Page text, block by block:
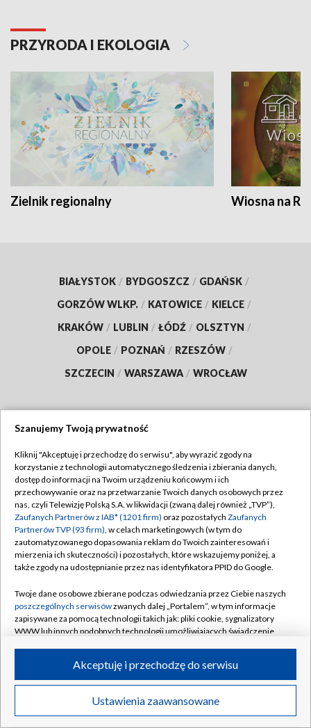
PRZYRODA I EKOLOGIA
Zielnik regionalny Wiosna na
BIAŁYSTOK / BYDGOSZCZ / GDAŃSK /
GORZÓW WLKP. / KATOWICE / KIELCE /
KRAKÓW / LUBLIN / ŁÓDŹ / OLSZTYN /
OPOLE / POZNAŃ / RZESZÓW /
SZCZECIN / WARSZAWA / WROCŁAW
TVP
Abonament TVP
Emisja w TVP
Centrum informacji TVP
Naziemna Telewizja Cyfrowa
Rada Programowa
System NOS
Informacje o nadawcy
Program dla prasy
Ogłoszenie przetargowe
Regulamin TVP
Polityka prywatności
Moje zgody
Pomoc
Kontakt
Kanały
©2026 Telewizja Polska S.A. w likwidacji
Szanujemy Twoją prywatność
Kliknij "Akceptuję i przechodzę do serwisu", aby wyrazić zgody na
korzystanie z technologii automatycznego śledzenia i zbierania danych,
dostęp do informacji na Twoim urządzeniu końcowym i ich
przechowywanie oraz na przetwarzanie Twoich danych osobowych przez
nas, czyli Telewizję Polską S.A. w likwidacji (zwaną dalej również „TVP”),
Zaufanych Partnerów z IAB* (1201 firm) oraz pozostałych Zaufanych
Partnerów TVP (93 firm), w celach marketingowych (w tym do
zautomatyzowanego dopasowania reklam do Twoich zainteresowań i
mierzenia ich skuteczności) i pozostałych, które wskazujemy poniżej, a
także zgody na udostępnianie przez nas identyfikatora PPID do Google.
Twoje dane osobowe zbierane podczas odwiedzania przez Ciebie naszych
poszczególnych serwisówzwanych dalej „Portalem”, w tym informacje
zapisywane za pomocą technologii takich jak: pliki cookie, sygnalizatory
WWW lub innych podobnych technologii umożliwiających świadczenie
ruchu w Internecie.
Twoje dane osobowe zbierane podczas odwiedzania przez Ciebie
poszczególnych serwisówna Portalu, takie jak adresy IP, identyfikatory
Ustawienia zaawansowane
Akceptuję i przechodzę do serwisu